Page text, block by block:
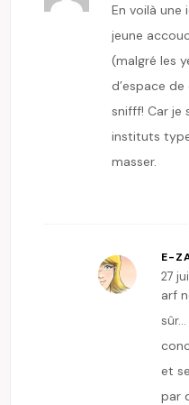
En voilà une
jeune
(malgré les
d’espace
snifff! Car je
instituts
masser.
E-
27
arf
et
par